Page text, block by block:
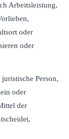
Arbeitsleistung,
oder
oder
Person,
oder
der